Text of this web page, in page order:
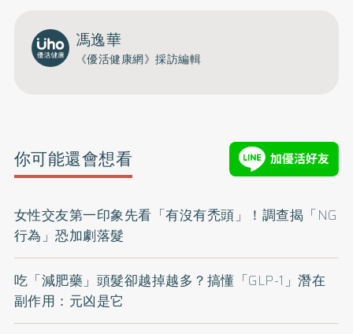
馮逸華
《優活健康網》採訪編輯
你可能還會想看
女性交友第一印象先看「有沒有禿頭」！調查揭「NG
行為」恐加劇落髮
吃「減肥藥」頭髮卻越掉越多？搞懂「GLP-1」潛在
副作用：元凶是它